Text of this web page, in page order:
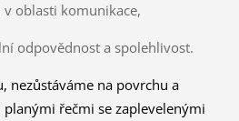
oblasti komunikace,
odpovědnost a spolehlivost.
nezůstáváme na povrchu a
řečmi se zaplevelenými